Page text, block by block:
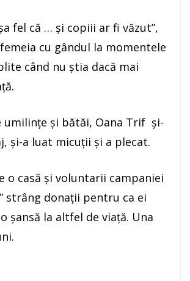
fel că … şi copiii ar fi văzut”,
cu gândul la momentele
când nu ştia dacă mai
umilinţe şi bătăi, Oana Trif şi-
şi-a luat micuţii şi a plecat.
o casă şi voluntarii campaniei
strâng donaţii pentru ca ei
şansă la altfel de viaţă. Una